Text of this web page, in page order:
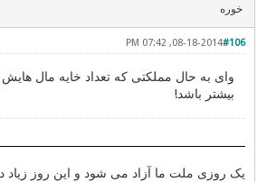
خوره
#106
08-18-2014, 07:42 PM
وای به حال مملکتی که تعداد خایه مال هایش
بیشتر باشد!
یک روزی ملت ما آزاد می شود و این روز